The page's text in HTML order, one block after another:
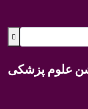
علوم پزشکی